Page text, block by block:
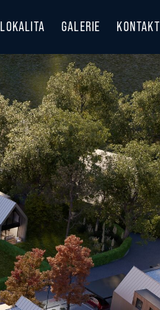
LOKALITA
LOKALITA A DOSTUPNOST
OBJEVUJTE KRÁSNÉ BESKYDY
ZIMA V BESKYDECH
GALERIE KONTAKT